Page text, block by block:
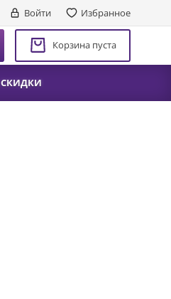
Войти Избранное
Корзина пуста
СКИДКИ